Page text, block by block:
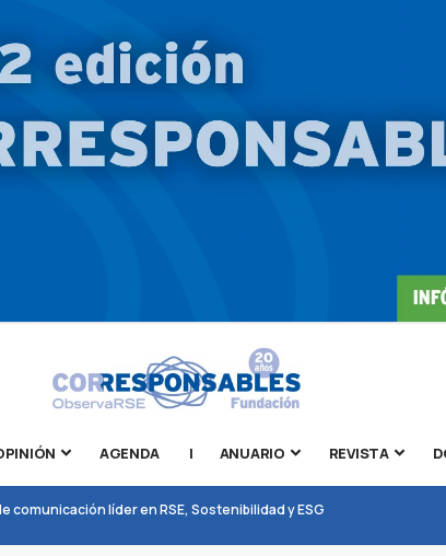
AGENDA | ANUARIO REVISTA
comunicación líder en RSE, Sostenibilidad y ESG